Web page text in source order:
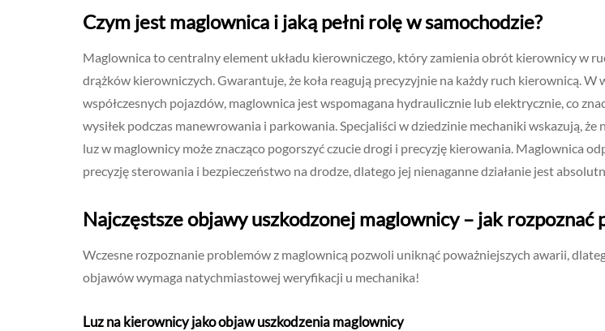
Czym jest maglownica i jaką pełni rolę w samochodzie?
Maglownica to centralny element układu kierowniczego, który zamienia obrót kierownicy w
drążków kierowniczych. Gwarantuje, że koła reagują precyzyjnie na każdy ruch kierownicą. W
współczesnych pojazdów, maglownica jest wspomagana hydraulicznie lub elektrycznie, co
wysiłek podczas manewrowania i parkowania. Specjaliści w dziedzinie mechaniki wskazują, że
luz w maglownicy może znacząco pogorszyć czucie drogi i precyzję kierowania. Maglownica
precyzję sterowania i bezpieczeństwo na drodze, dlatego jej nienaganne działanie jest
Najczęstsze objawy uszkodzonej maglownicy – jak rozpoznać
Wczesne rozpoznanie problemów z maglownicą pozwoli uniknąć poważniejszych awarii,
objawów wymaga natychmiastowej weryfikacji u mechanika!
Luz na kierownicy jako objaw uszkodzenia maglownicy